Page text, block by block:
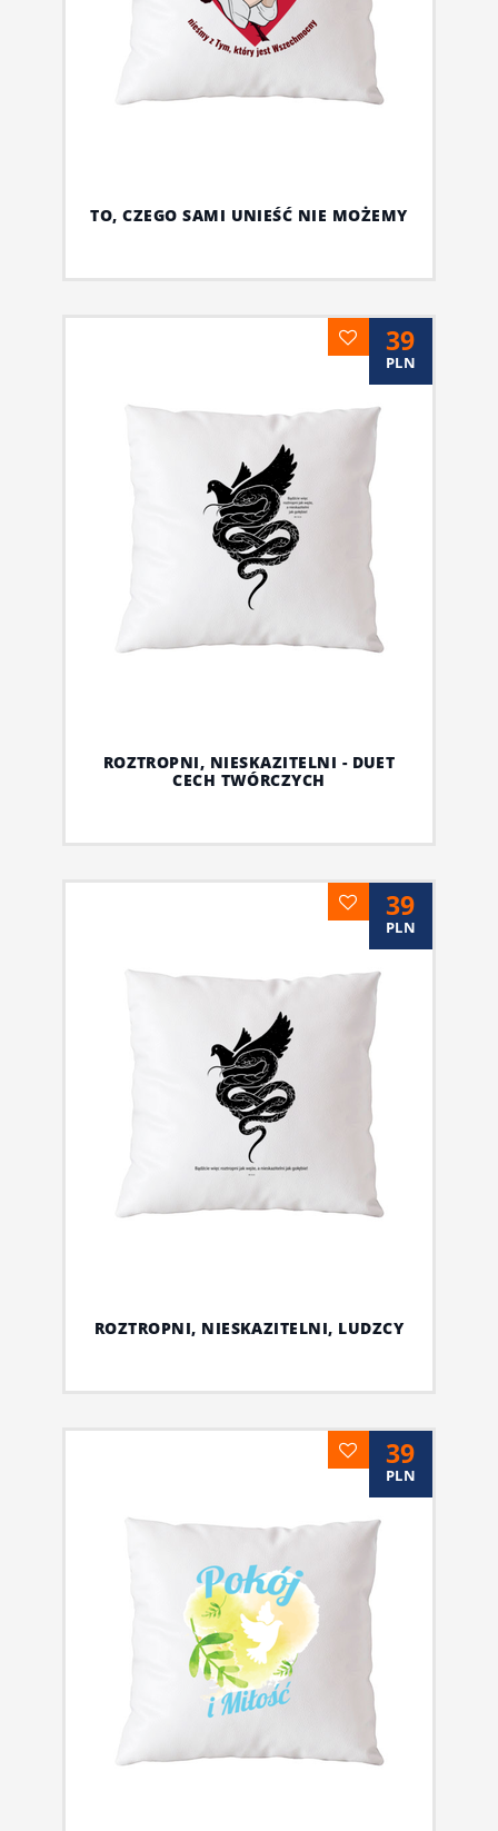
TO, CZEGO SAMI UNIEŚĆ NIE MOŻEMY
39
PLN
ROZTROPNI, NIESKAZITELNI - DUET
CECH TWÓRCZYCH
39
PLN
ROZTROPNI, NIESKAZITELNI, LUDZCY
39
PLN